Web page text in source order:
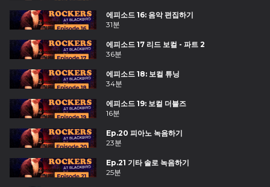
에피소드 16: 음악 편집하기
31분
에피소드 17 리드 보컬 - 파트 2
36분
에피소드 18: 보컬 튜닝
34분
에피소드 19: 보컬 더블즈
16분
Ep.20 피아노 녹음하기
23분
Ep.21 기타 솔로 녹음하기
25분